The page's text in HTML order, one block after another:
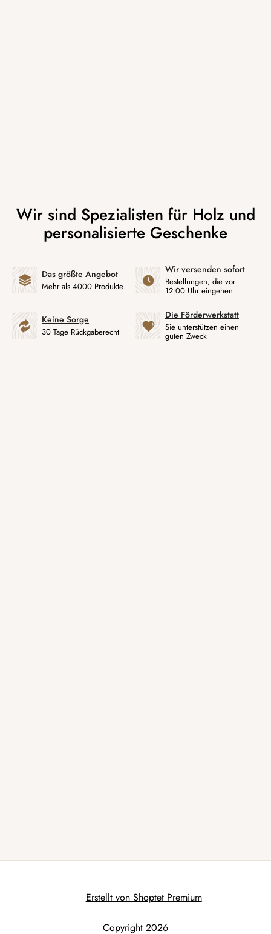
Das größte Angebot
Mehr als 4000 Produkte
Wir versenden sofort
Bestellungen, die vor
12:00 Uhr eingehen
Keine Sorge
30 Tage Rückgaberecht
Die Förderwerkstatt
Sie unterstützen einen
guten Zweck
Erstellt von Shoptet Premium
Copyright 2026